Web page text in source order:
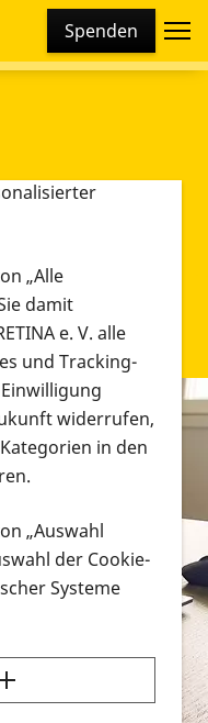
Spenden
Infonmaterial
herunterladen
zum
Cookies und
Cookies und
„Alle
damit
e. V. alle
und Tracking-
widerrufen,
in den
„Auswahl
der Cookie-
Systeme